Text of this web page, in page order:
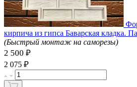
кирпича из гипса Баварская кладка.
(Быстрый монтаж на саморезы)
2 500 ₽
2 075 ₽